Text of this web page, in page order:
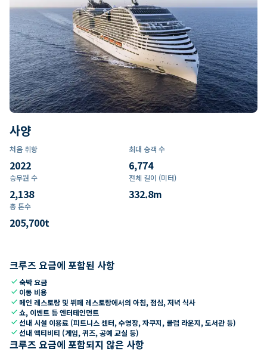
사양
처음 취항
2022
최대 승객 수
6,774
승무원 수
2,138
전체 길이 (미터)
332.8m
총 톤수
205,700t
크루즈 요금에 포함된 사항
check숙박 요금
check 이동 비용
check 메인 레스토랑 및 뷔페 레스토랑에서의 아침, 점심, 저녁 식사
check쇼, 이벤트 등 엔터테인먼트
check선내 시설 이용료 (피트니스 센터, 수영장, 자쿠지, 클럽 라운지, 도서관 등)
check선내 액티비티 (게임, 퀴즈, 공예 교실 등)
크루즈 요금에 포함되지 않은 사항